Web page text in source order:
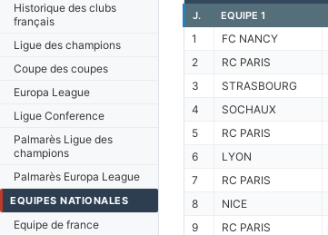
Historique des clubs
français
Ligue des champions
Coupe des coupes
Europa League
Ligue Conference
Palmarès Ligue des
champions
Palmarès Europa League
EQUIPES NATIONALES
Equipe de france
J.
EQUIPE 1
1 FC NANCY
2
RC PARIS
3
STRASBOURG
4
SOCHAUX
5
RC PARIS
6
LYON
7
RC PARIS
8
NICE
9
RC PARIS